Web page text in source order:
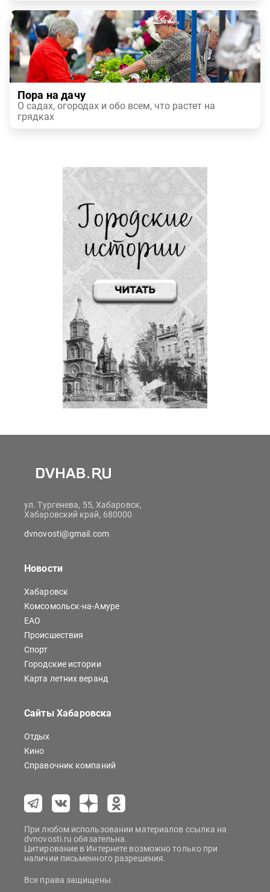
Пора на дачу
О садах, огородах и обо всем, что растет на
грядках
ул. Тургенева, 55, Хабаровск,
Хабаровский край, 680000
dvnovosti@gmail.com
Новости
Хабаровск
Комсомольск-на-Амуре
ЕАО
Происшествия
Спорт
Городские истории
Карта летних веранд
Сайты Хабаровска
Отдых
Кино
Справочник компаний
При любом использовании материалов ссылка на
dvnovosti.ru обязательна.
Цитирование в Интернете возможно только при
наличии письменного разрешения.
Все права защищены.